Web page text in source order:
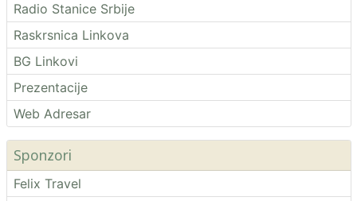
Radio Stanice Srbije
Raskrsnica Linkova
BG Linkovi
Prezentacije
Web Adresar
Sponzori
Felix Travel